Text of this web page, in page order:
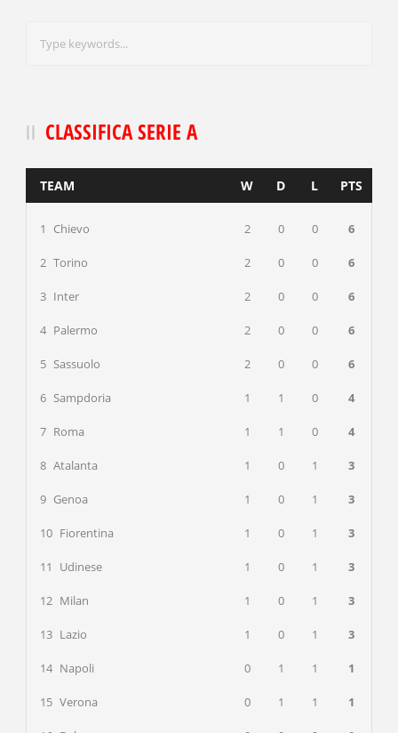
CLASSIFICA SERIE A
TEAM W D L PTS
1 Chievo 2 0 0 6
2 Torino 2 0 0 6
3 Inter 2 0 0 6
4 Palermo 2 0 0 6
5 Sassuolo 2 0 0 6
6 Sampdoria 1 1 0 4
7 Roma 1 1 0 4
8 Atalanta 1 0 1 3
9 Genoa 1 0 1 3
10 Fiorentina 1 0 1 3
11 Udinese 1 0 1 3
12 Milan 1 0 1 3
13 Lazio 1 0 1 3
14 Napoli 0 1 1 1
15 Verona 0 1 1 1